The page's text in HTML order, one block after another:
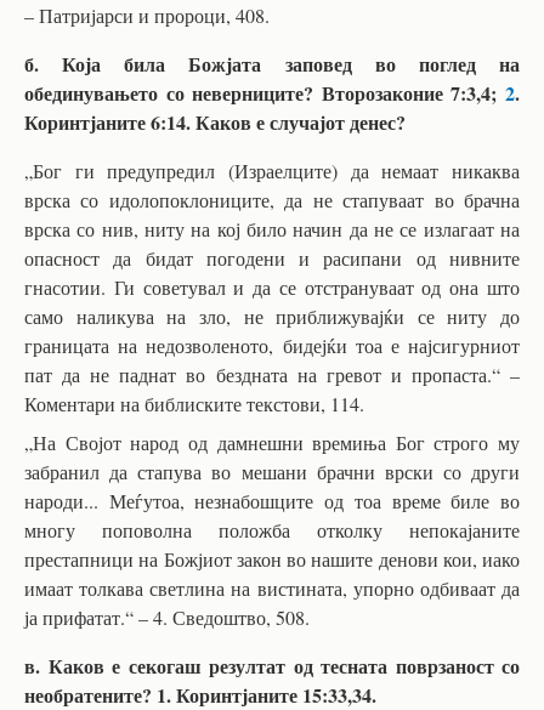
– Патријарси и пророци, 408.
б. Која била Божјата заповед во поглед на
обединувањето со неверниците? Второзаконие 7:3,4; 2.
Коринтјаните 6:14. Каков е случајот денес?
„Бог ги предупредил (Израелците) да немаат никаква
врска со идолопоклониците, да не стапуваат во брачна
врска со нив, ниту на кој било начин да не се излагаат на
опасност да бидат погодени и расипани од нивните
гнасотии. Ги советувал и да се отстрануваат од она што
само наликува на зло, не приближувајќи се ниту до
границата на недозволеното, бидејќи тоа е најсигурниот
пат да не паднат во бездната на гревот и пропаста.“ –
Коментари на библиските текстови, 114.
„На Својот народ од дамнешни времиња Бог строго му
забранил да стапува во мешани брачни врски со други
народи... Меѓутоа, незнабошците од тоа време биле во
многу поповолна положба отколку непокајаните
престапници на Божјиот закон во нашите денови кои, иако
имаат толкава светлина на вистината, упорно одбиваат да
ја прифатат.“ – 4. Сведоштво, 508.
в. Каков е секогаш резултат од тесната поврзаност со
необратените? 1. Коринтјаните 15:33,34.